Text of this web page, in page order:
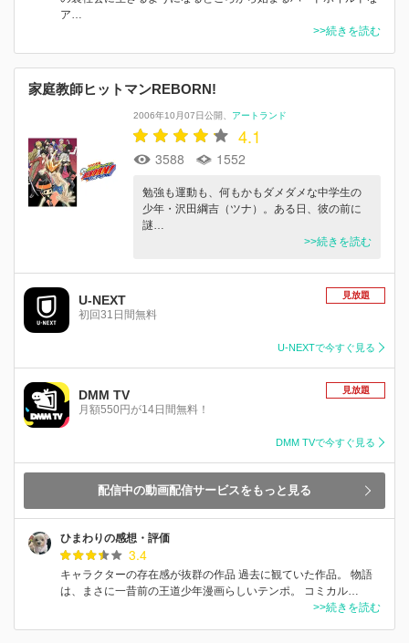
ア…
>>続きを読む
家庭教師ヒットマンREBORN!
2006年10月07日公開 アートランド
4.1
3588 1552
勉強も運動も、何もかもダメダメな中学生の
少年・沢田綱吉（ツナ）。ある日、彼の前に
謎…
>>続きを読む
U-NEXT
初回31日間無料
見放題
U-NEXTで今すぐ見る
DMM TV
月額550円が14日間無料！
見放題
DMM TVで今すぐ見る
配信中の動画配信サービスをもっと見る
ひまわりの感想・評価
3.4
キャラクターの存在感が抜群の作品 過去に観ていた作品。 物語
は、まさに一昔前の王道少年漫画らしいテンポ。 コミカル…
>>続きを読む